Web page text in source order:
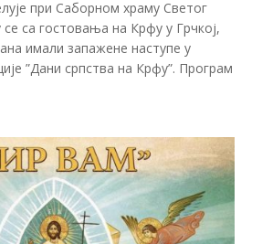
при Саборном храму Светог
са гостовања на Крфу у Грчкој,
имали запажене наступе у
”Дани српства на Крфу”. Програм